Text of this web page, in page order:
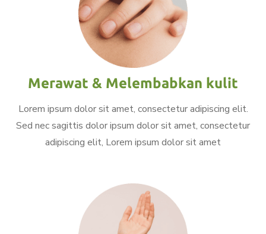
Merawat & Melembabkan kulit
Lorem ipsum dolor sit amet, consectetur adipiscing elit.
Sed nec sagittis dolor ipsum dolor sit amet, consectetur
adipiscing elit, Lorem ipsum dolor sit amet